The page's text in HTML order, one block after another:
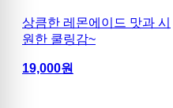
상큼한 레몬에이드 맛과 시
원한 쿨링감~
19,000원